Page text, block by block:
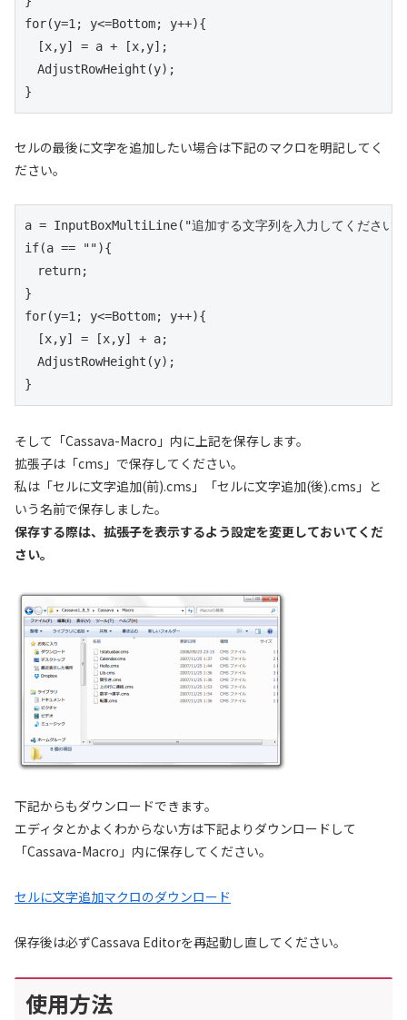
for(y=1; y<=Bottom; y++){
[x,y] = a + [x,y];
AdjustRowHeight(y);
セルの最後に文字を追加したい場合は下記のマクロを明記してく
ださい。
a = InputBoxMultiLine("追加する文字列を入力してください
if(a == ""){
return;
}
for(y=1; y<=Bottom; y++){
[x,y] = [x,y] + a;
AdjustRowHeight(y);
}
そして「Cassava-Macro」内に上記を保存します。
拡張子は「cms」で保存してください。
私は「セルに文字追加(前).cms」「セルに文字追加(後).cms」と
いう名前で保存しました。
保存する際は、拡張子を表示するよう設定を変更しておいてくだ
さい。
下記からもダウンロードできます。
エディタとかよくわからない方は下記よりダウンロードして
「Cassava-Macro」内に保存してください。
セルに文字追加マクロのダウンロード
保存後は必ずCassava Editorを再起動し直してください。
使用方法